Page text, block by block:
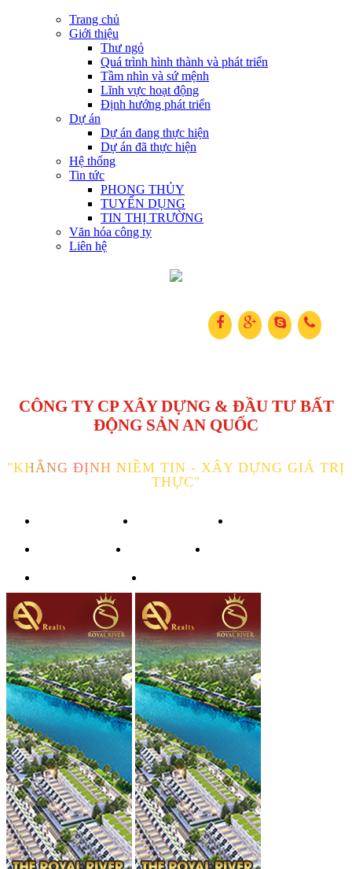
Trang chủ
Giới thiệu
Thư ngỏ
Quá trình hình thành và phát triển
Tầm nhìn và sứ mệnh
Lĩnh vực hoạt động
Định hướng phát triển
Dự án
Dự án đang thực hiện
Dự án đã thực hiện
Hệ thống
Tin tức
PHONG THỦY
TUYỂN DỤNG
TIN THỊ TRƯỜNG
Văn hóa công ty
Liên hệ
CÔNG TY CP XÂY DỰNG & ĐẦU TƯ BẤT
ĐỘNG SẢN AN QUỐC
"KHẲNG ĐỊNH NIỀM TIN - XÂY DỰNG GIÁ TRỊ
THỰC"